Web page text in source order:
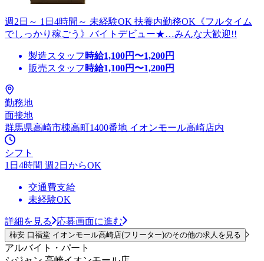
週2日～ 1日4時間～ 未経験OK 扶養内勤務OK《フルタイム
でしっかり稼ごう》バイトデビュー★…みんな大歓迎!!
製造スタッフ 時給1,100円〜1,200円
販売スタッフ 時給1,100円〜1,200円
勤務地
面接地
群馬県高崎市棟高町1400番地 イオンモール高崎店内
シフト
1日4時間 週2日からOK
交通費支給
未経験OK
詳細を見る 応募画面に進む
柿安 口福堂 イオンモール高崎店(フリーター)のその他の求人を見る
アルバイト・パート